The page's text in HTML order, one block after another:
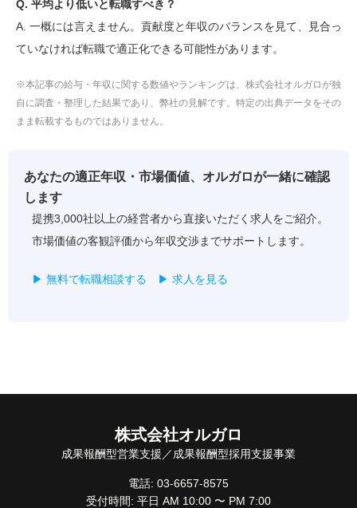
Q. 平均より低いと転職すべき？
A. 一概には言えません。貢献度と年収のバランスを見て、見合っ
ていなければ転職で適正化できる可能性があります。
※本記事の給与・年収に関する数値やランキングは、株式会社オルガロが独
自に調査・整理した結果であり、弊社の見解です。特定の出典データをその
まま転載するものではありません。
あなたの適正年収・市場価値、オルガロが一緒に確認
します
提携3,000社以上の経営者から直接いただく求人をご紹介。
市場価値の客観評価から年収交渉までサポートします。
▶ 無料で転職相談する ▶ 求人を見る
株式会社オルガロ
成果報酬型営業支援／成果報酬型採用支援事業
電話: 03-6657-8575
受付時間: 平日 AM 10:00 〜 PM 7:00